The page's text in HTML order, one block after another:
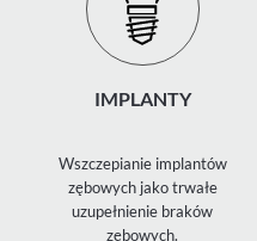
IMPLANTY
Wszczepianie implantów
zębowych jako trwałe
uzupełnienie braków
zębowych.